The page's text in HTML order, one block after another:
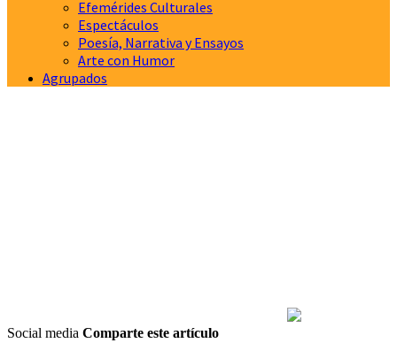
Efemérides Culturales
Espectáculos
Poesía, Narrativa y Ensayos
Arte con Humor
Agrupados
Social media Comparte este artículo